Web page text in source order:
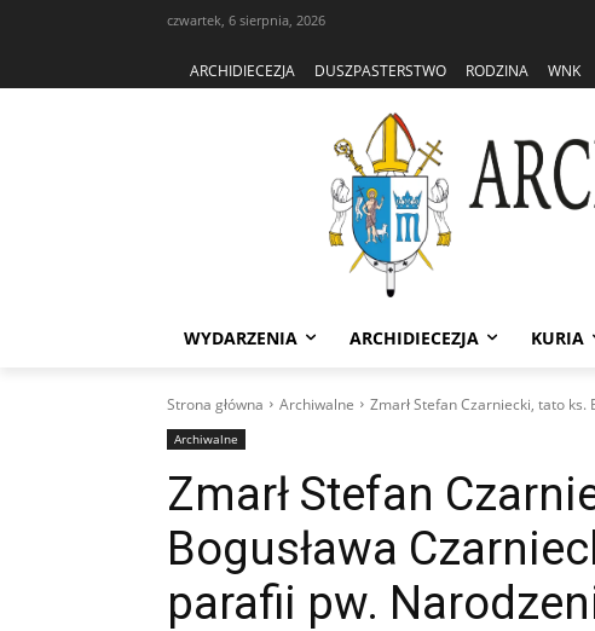
czwartek, 6 sierpnia, 2026
ARCHIDIECEZJA DUSZPASTERSTWO RODZINA WNK
WYDARZENIA ARCHIDIECEZJA KURIA
Strona główna Archiwalne Zmarł Stefan Czarniecki, tato
Archiwalne
Zmarł Stefan
Bogusława
parafii pw.